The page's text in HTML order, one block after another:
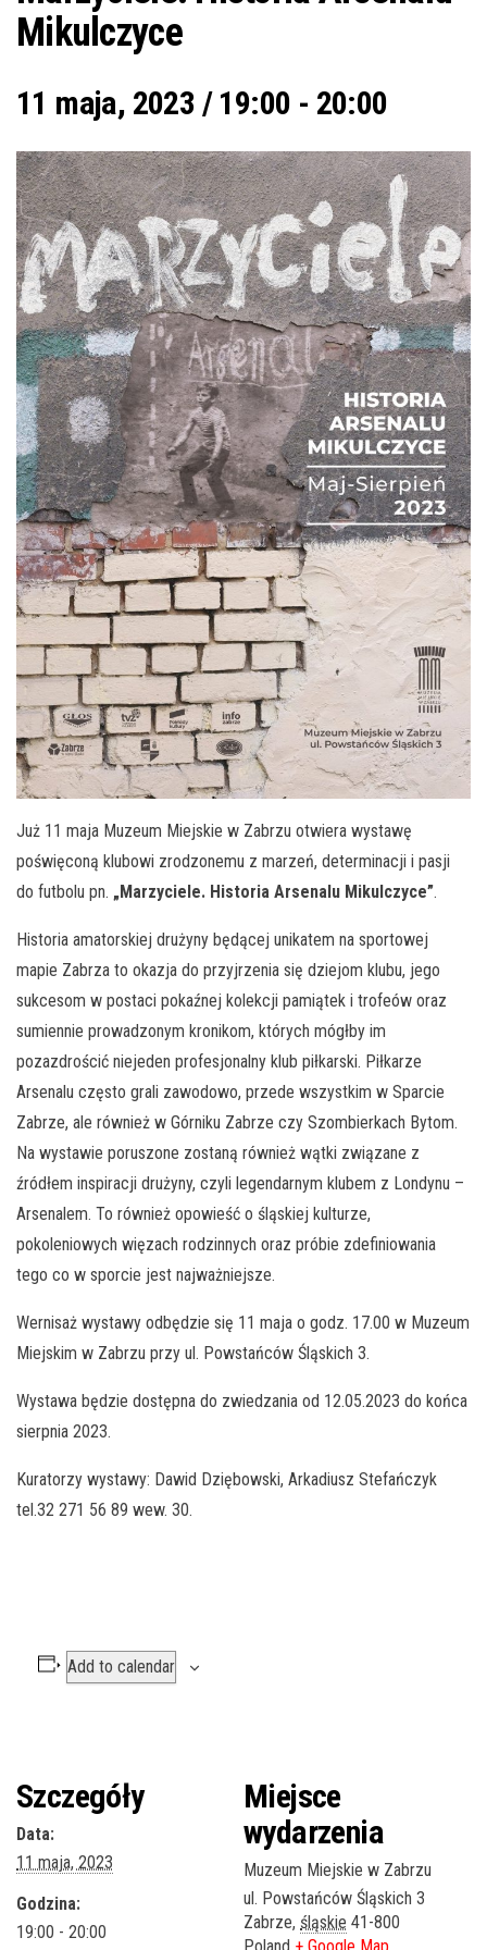
Mikulczyce
11 maja, 2023 / 19:00 - 20:00
Już 11 maja Muzeum Miejskie w Zabrzu otwiera wystawę
poświęconą klubowi zrodzonemu z marzeń, determinacji i pasji
do futbolu pn. „Marzyciele. Historia Arsenalu Mikulczyce”.
Historia amatorskiej drużyny będącej unikatem na sportowej
mapie Zabrza to okazja do przyjrzenia się dziejom klubu, jego
sukcesom w postaci pokaźnej kolekcji pamiątek i trofeów oraz
sumiennie prowadzonym kronikom, których mógłby im
pozazdrościć niejeden profesjonalny klub piłkarski. Piłkarze
Arsenalu często grali zawodowo, przede wszystkim w Sparcie
Zabrze, ale również w Górniku Zabrze czy Szombierkach Bytom.
Na wystawie poruszone zostaną również wątki związane z
źródłem inspiracji drużyny, czyli legendarnym klubem z Londynu –
Arsenalem. To również opowieść o śląskiej kulturze,
pokoleniowych więzach rodzinnych oraz próbie zdefiniowania
tego co w sporcie jest najważniejsze.
Wernisaż wystawy odbędzie się 11 maja o godz. 17.00 w Muzeum
Miejskim w Zabrzu przy ul. Powstańców Śląskich 3.
Wystawa będzie dostępna do zwiedzania od 12.05.2023 do końca
sierpnia 2023.
Kuratorzy wystawy: Dawid Dziębowski, Arkadiusz Stefańczyk
tel.32 271 56 89 wew. 30.
Add to calendar
Szczegóły
Data:
11 maja, 2023
Godzina:
19:00 - 20:00
Miejsce
wydarzenia
Muzeum Miejskie w Zabrzu
ul. Powstańców Śląskich 3
Zabrze, śląskie 41-800